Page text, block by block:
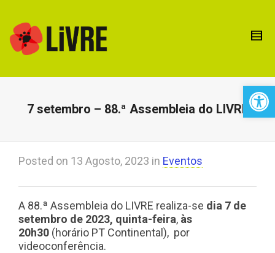
7 setembro – 88.ª Assembleia do LIVRE
Posted on 13 Agosto, 2023 in Eventos
A 88.ª Assembleia do LIVRE realiza-se dia 7 de
setembro de 2023, quinta-feira, às
20h30 (horário PT Continental), por
videoconferência.